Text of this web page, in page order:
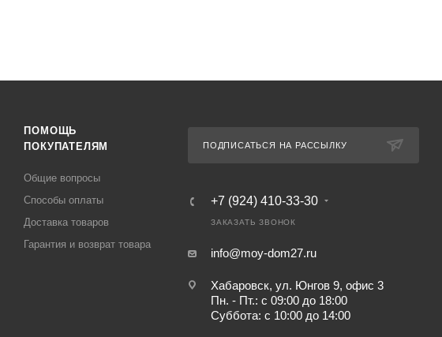
ПОМОЩЬ
ПОКУПАТЕЛЯМ
Общие вопросы
Способы оплаты
Доставка товаров
Гарантия и возврат товара
ПОДПИСАТЬСЯ НА РАССЫЛКУ
+7 (924) 410-33-30
ЗАКАЗАТЬ ЗВОНОК
info@moy-dom27.ru
Хабаровск, ул. Юнгов 9, офис 3
Пн. - Пт.: с 09:00 до 18:00
Суббота: с 10:00 до 14:00